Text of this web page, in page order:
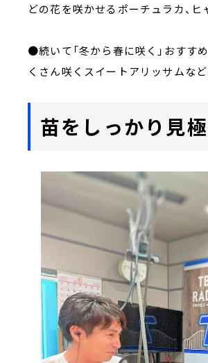
どの花を咲かせるポーチュラカ、ヒ
●続いて「冬から春に咲く」おすす
くさん咲くスイートアリッサムなど
苗をしっかり見極